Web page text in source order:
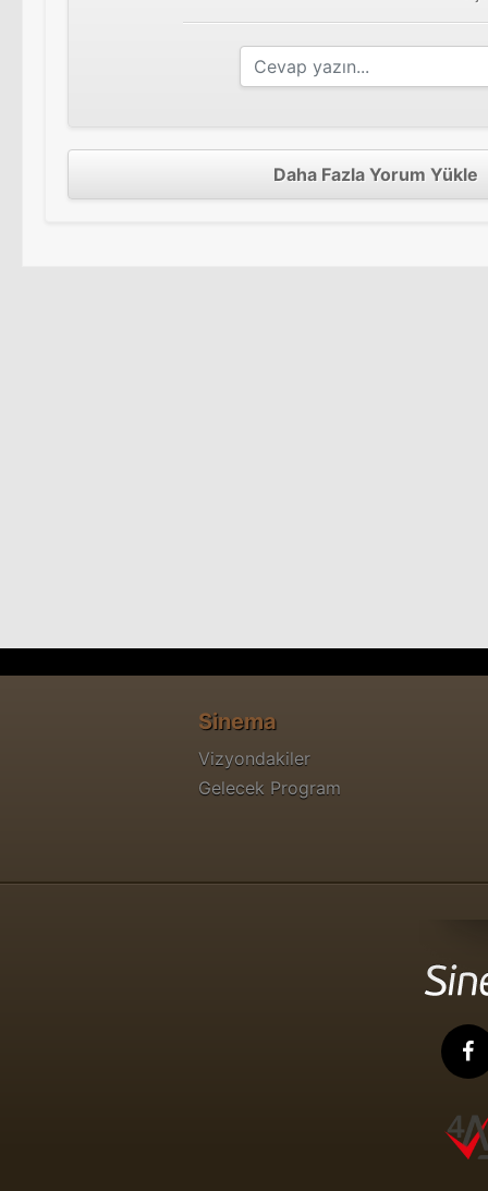
Daha Fazla Yorum Yükle
Sinema
Vizyondakiler
Gelecek Program